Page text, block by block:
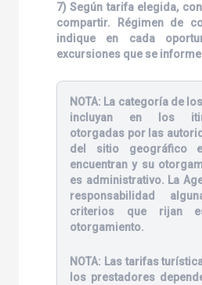
7) Según tarifa elegida,
compartir. Régimen de
indique en cada
excursiones que se
NOTA: La categoría de
incluyan en los
otorgadas por las
del sitio geográfico
encuentran y su
es administrativo. La
responsabilidad
criterios que rijan
otorgamiento.
NOTA: Las tarifas
los prestadores